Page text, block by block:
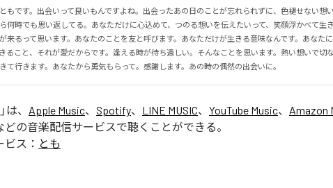
もです。出会いって良いもんですよね。出会ったあの日のことが忘れられずに、色褪せない想い
何時でも思い返してる。あなただけに心込めて、つのる想いを伝えたいって、笑顔浮かべて生
来るって思います。あなたのことを友と呼びます。あなただけが生きる意味なんです。あなた
ること、それが愛だからです。逢える時が待ち遠しい。そんなことを思います。熱い想いで切
て行きます。あなたから勇気もらって。感謝します。あの時の偶然の出会いに。
」は、 Apple Music、 Spotify、 LINE MUSIC、 YouTube Music、 Amazon
どの音楽配信サービスで聴くことができる。
ス： とも